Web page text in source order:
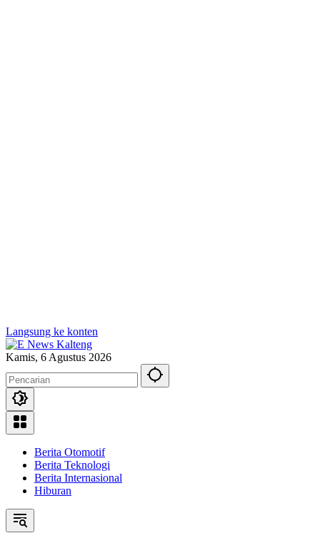
Langsung ke konten
Kamis, 6 Agustus 2026
Berita Otomotif
Berita Teknologi
Berita Internasional
Hiburan